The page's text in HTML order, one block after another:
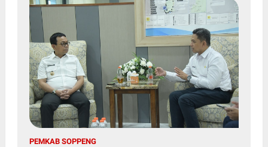
PEMKAB SOPPENG